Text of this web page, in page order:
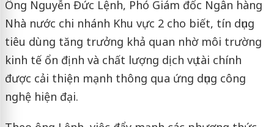
Ông Nguyễn Đức Lệnh, Phó Giám đốc Ngân hàng
Nhà nước chi nhánh Khu vực 2 cho biết, tín dụng
tiêu dùng tăng trưởng khả quan nhờ môi trường
kinh tế ổn định và chất lượng dịch vụ tài chính
được cải thiện mạnh thông qua ứng dụng công
nghệ hiện đại.